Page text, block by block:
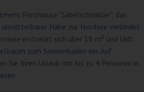
Penthouse "Säbelschnäbler", das
Nähe zur Nordsee verbindet.
erstreckt sich über 18 m² und lädt
zum Sonnenbaden ein. Auf
Sie Ihren Urlaub mit bis zu 4 Personen in